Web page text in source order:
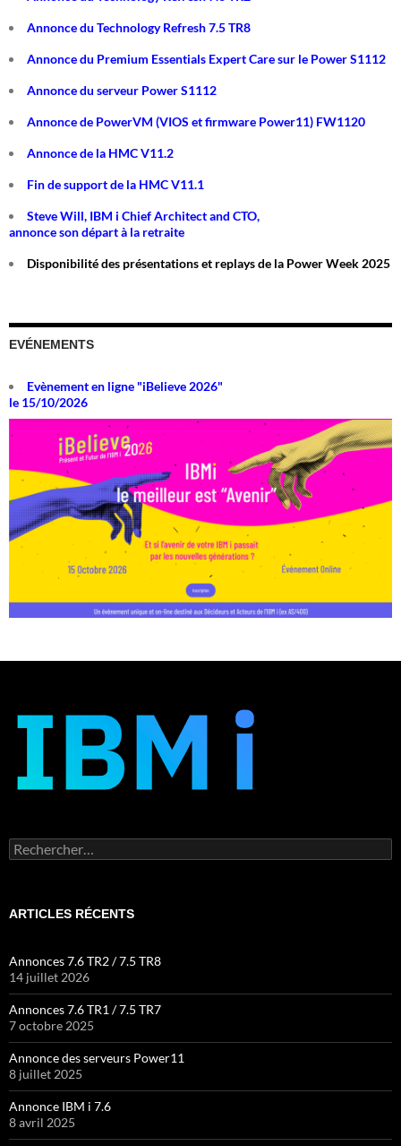
Annonce du Technology Refresh 7.5 TR8
Annonce du Premium Essentials Expert Care sur le Power S1112
Annonce du serveur Power S1112
Annonce de PowerVM (VIOS et firmware Power11) FW1120
Annonce de la HMC V11.2
Fin de support de la HMC V11.1
Steve Will, IBM i Chief Architect and CTO,
annonce son départ à la retraite
Disponibilité des présentations et replays de la Power Week 2025
EVÉNEMENTS
Evènement en ligne "iBelieve 2026"
le 15/10/2026
Rechercher :
ARTICLES RÉCENTS
Annonces 7.6 TR2 / 7.5 TR8
14 juillet 2026
Annonces 7.6 TR1 / 7.5 TR7
7 octobre 2025
Annonce des serveurs Power11
8 juillet 2025
Annonce IBM i 7.6
8 avril 2025